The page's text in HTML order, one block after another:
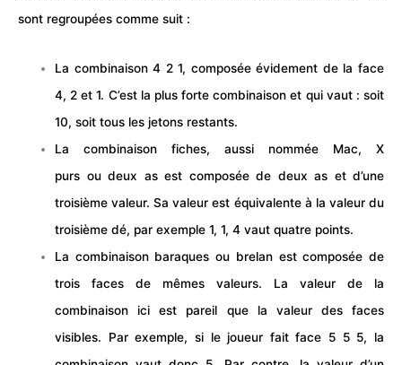
sont regroupées comme suit :
La combinaison 4 2 1, composée évidement de la face
4, 2 et 1. C’est la plus forte combinaison et qui vaut : soit
10, soit tous les jetons restants.
La combinaison fiches, aussi nommée Mac, X
purs ou deux as est composée de deux as et d’une
troisième valeur. Sa valeur est équivalente à la valeur du
troisième dé, par exemple 1, 1, 4 vaut quatre points.
La combinaison baraques ou brelan est composée de
trois faces de mêmes valeurs. La valeur de la
combinaison ici est pareil que la valeur des faces
visibles. Par exemple, si le joueur fait face 5 5 5, la